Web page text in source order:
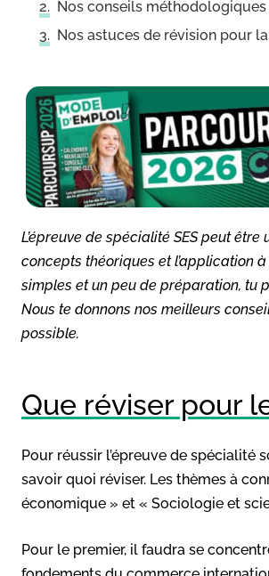
Nos conseils
Nos astuces de révision pour
L’épreuve de spécialité SES peut
concepts théoriques et l’application
simples et un peu de préparation, tu
Nous te donnons nos meilleurs
possible.
Que réviser pour
Pour réussir l’épreuve de spécialité
savoir quoi réviser. Les thèmes à
économique » et « Sociologie et
Pour le premier, il faudra se